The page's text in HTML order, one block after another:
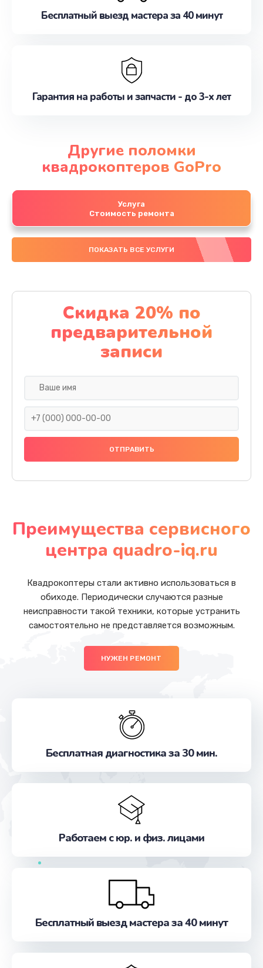
Бесплатный выезд мастера за 40 минут
Гарантия на работы и запчасти - до 3-х лет
Другие поломки
квадрокоптеров GoPro
Услуга
Стоимость ремонта
ПОКАЗАТЬ ВСЕ УСЛУГИ
Скидка 20% по
предварительной
записи
Преимущества сервисного
центра quadro-iq.ru
Квадрокоптеры стали активно использоваться в
обиходе. Периодически случаются разные
неисправности такой техники, которые устранить
самостоятельно не представляется возможным.
НУЖЕН РЕМОНТ
Бесплатная диагностика за 30 мин.
Работаем с юр. и физ. лицами
Бесплатный выезд мастера за 40 минут